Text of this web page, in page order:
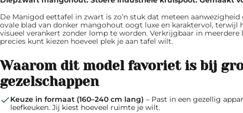
De Manigod eettafel in zwart is zo’n stuk dat meteen
ovale blad van donker mangohout oogt luxe en karaktervol, terwijl
visueel verankert zonder lomp te worden. Verkrijgbaar in
precies kunt kiezen hoeveel plek je aan tafel wilt.
Waarom dit model favoriet is bij
gezelschappen
Keuze in formaat (160–240 cm lang) – Past in een gezellig
leefkeuken. Jij kiest hoeveel ruimte je wilt.